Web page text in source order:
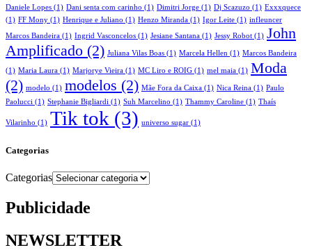
Daniele Lopes (1) Dani senta com carinho (1) Dimitri Jorge (1) Dj Scazuzo (1) Exxxquece
(1) FF Mony (1) Henrique e Juliano (1) Henzo Miranda (1) Igor Leite (1) infleuncer
Marcos Bandeira (1) Ingrid Vasconcelos (1) Jesiane Santana (1) Jessy Robot (1) John
Amplificado (2) Juliana Vilas Boas (1) Marcela Hellen (1) Marcos Bandeira
(1) Maria Laura (1) Marjorye Vieira (1) MC Liro e ROIG (1) mel maia (1) Moda
(2) modelo (1) modelos (2) Mãe Fora da Caixa (1) Nica Reina (1) Paulo
Paolucci (1) Stephanie Bigliardi (1) Suh Marcelino (1) Thammy Caroline (1) Thaís
Vilarinho (1) Tik tok (3) universo sugar (1)
Categorias
Categorias
Publicidade
NEWSLETTER